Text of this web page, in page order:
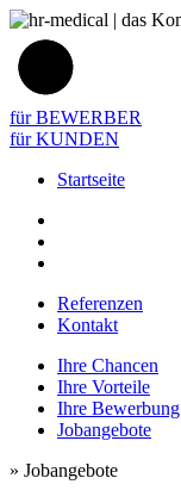
für BEWERBER
für KUNDEN
Startseite
Referenzen
Kontakt
Ihre Chancen
Ihre Vorteile
Ihre Bewerbung
Jobangebote
» Jobangebote